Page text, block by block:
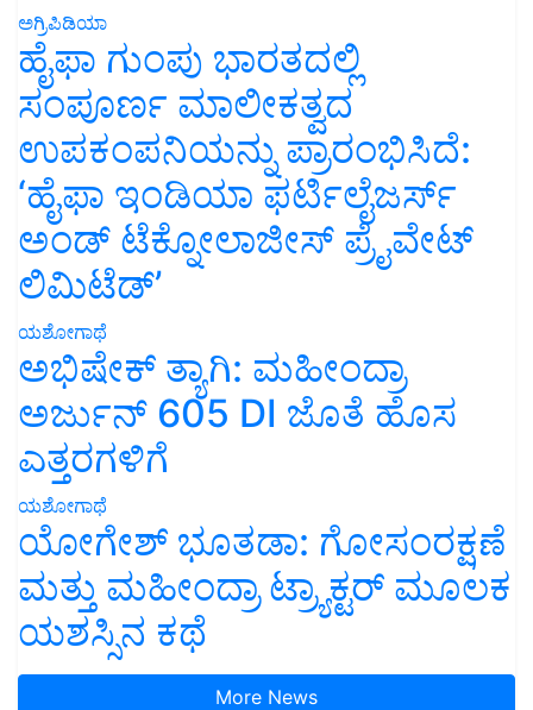
ಅಗ್ರಿಪಿಡಿಯಾ
ಹೈಫಾ ಗುಂಪು ಭಾರತದಲ್ಲಿ
ಸಂಪೂರ್ಣ ಮಾಲೀಕತ್ವದ
ಉಪಕಂಪನಿಯನ್ನು ಪ್ರಾರಂಭಿಸಿದೆ:
‘ಹೈಫಾ ಇಂಡಿಯಾ ಫರ್ಟಿಲೈಜರ್ಸ್
ಅಂಡ್ ಟೆಕ್ನೋಲಾಜೀಸ್ ಪ್ರೈವೇಟ್
ಲಿಮಿಟೆಡ್’
ಯಶೋಗಾಥೆ
ಅಭಿಷೇಕ್ ತ್ಯಾಗಿ: ಮಹೀಂದ್ರಾ
ಅರ್ಜುನ್ 605 DI ಜೊತೆ ಹೊಸ
ಎತ್ತರಗಳಿಗೆ
ಯಶೋಗಾಥೆ
ಯೋಗೇಶ್ ಭೂತಡಾ: ಗೋಸಂರಕ್ಷಣೆ
ಮತ್ತು ಮಹೀಂದ್ರಾ ಟ್ರ್ಯಾಕ್ಟರ್ ಮೂಲಕ
ಯಶಸ್ಸಿನ ಕಥೆ
More News